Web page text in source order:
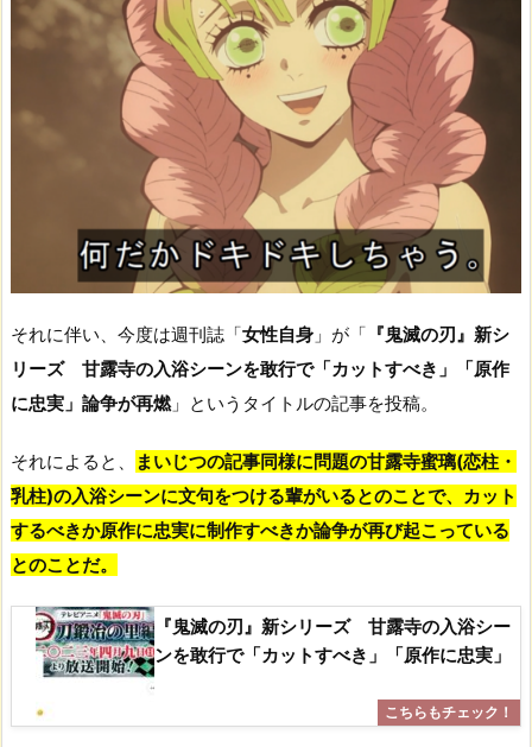
それに伴い、今度は週刊誌「女性自身 」が「 『鬼滅の刃』新シ
リーズ 甘露寺の入浴シーンを敢行で「カットすべき」「原作
に忠実」論争が再燃」というタイトルの記事を投稿。
それによると、
まいじつの記事同様に問題の甘露寺蜜璃(恋柱・
乳柱)の入浴シーンに文句をつける輩がいるとのことで、カット
するべきか原作に忠実に制作すべきか論争が再び起こっている
とのことだ。
『鬼滅の刃』新シリーズ 甘露寺の入浴シー
ンを敢行で「カットすべき」「原作に忠実」